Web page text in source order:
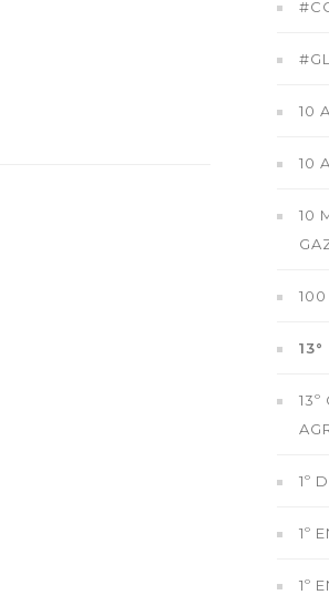
10
10
10
1º
1º
1º